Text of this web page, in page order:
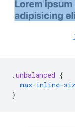
.unbalanced {
max-inline-
}